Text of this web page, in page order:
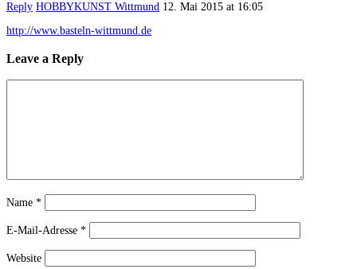
Reply HOBBYKUNST Wittmund 12. Mai 2015 at 16:05
http://www.basteln-wittmund.de
Leave a Reply
Name *
E-Mail-Adresse *
Website